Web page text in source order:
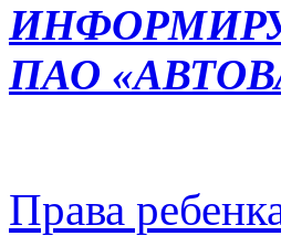
ПАО
Права